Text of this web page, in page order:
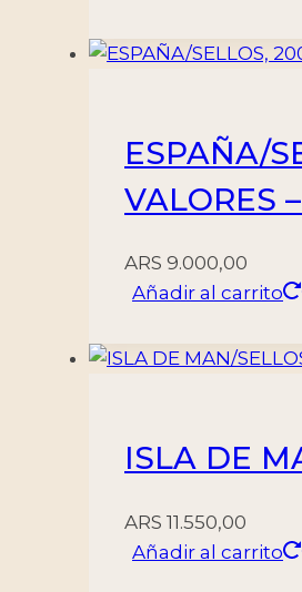
ESPAÑA/
VALORES
ARS 9.000,00
Añadir al carrito
ISLA DE
ARS 11.550,00
Añadir al carrito